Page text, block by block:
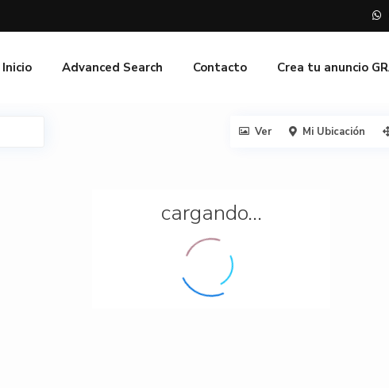
Inicio Advanced Search Contacto Crea tu anuncio
cargando...
Ver Mi Ubicación